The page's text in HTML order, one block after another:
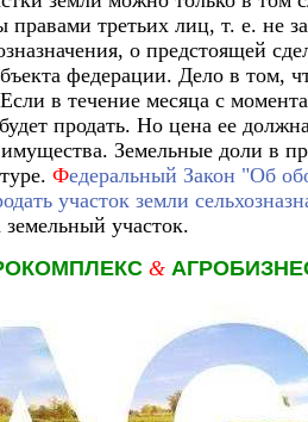
правами третьих лиц, т. е. не
о предстоящей
федерации. Дело в том,
в течение месяца с
продать. Но цена ее
Земельные доли в
Федеральный Закон "Об
участок земли
земельный участок.
&